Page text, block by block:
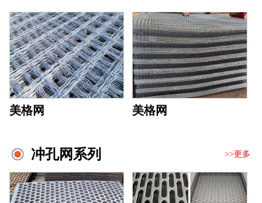
美格网 美格网
冲孔网系列 >>更多